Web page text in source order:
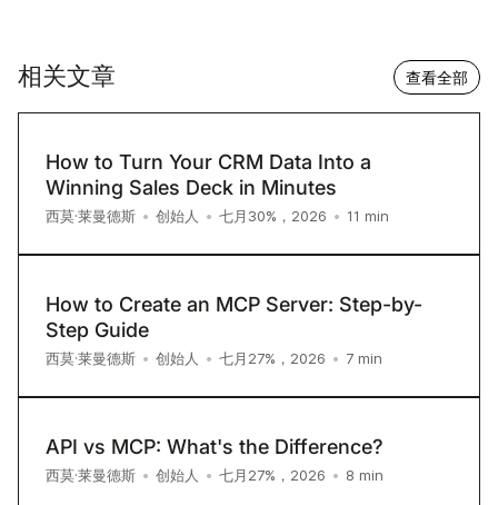
相关文章 查看全部
How to Turn Your CRM Data Into a
Winning Sales Deck in Minutes
西莫·莱曼德斯 • 创始人 • 七月30%，2026 • 11 min
How to Create an MCP Server: Step-by-
Step Guide
西莫·莱曼德斯 • 创始人 • 七月27%，2026 • 7 min
API vs MCP: What's the Difference?
西莫·莱曼德斯 • 创始人 • 七月27%，2026 • 8 min